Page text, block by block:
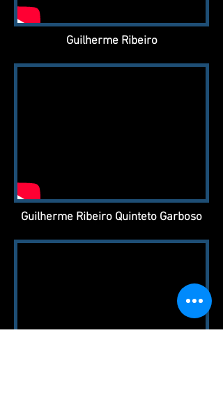
Guilherme Ribeiro
Guilherme Ribeiro Quinteto Garboso